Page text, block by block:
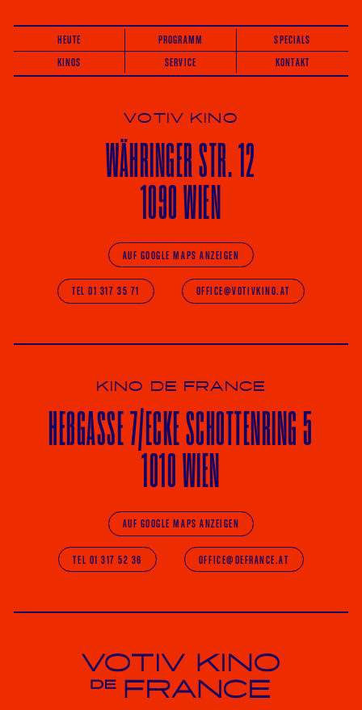
HEUTE PROGRAMM
SPECIALS
KINOS
SERVICE KONTAKT
VOTIV KINO
WÄHRINGERSTR. 12
1090 WIEN
AUF GOOGLE MAPS ANZEIGEN
TEL 01 317 35 71 OFFICE@VOTIVKINO.AT
KINO DE FRANCE
HEßGASSE 7/ECKESCHOTTENRING 5
1010 WIEN
AUF GOOGLE MAPS ANZEIGEN
TEL 01 317 52 36 OFFICE@DEFRANCE.AT
Votiv Kino und Kino De France in Wien